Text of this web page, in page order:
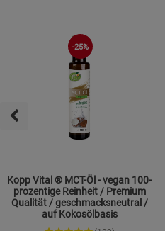
-25%
Kopp Vital ® MCT-Öl - vegan 100-
prozentige Reinheit / Premium
Qualität / geschmacksneutral /
auf Kokosölbasis